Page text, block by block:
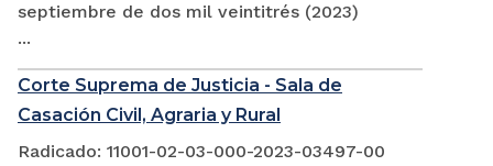
septiembre de dos mil veintitrés (2023)
...
Corte Suprema de Justicia - Sala de
Casación Civil, Agraria y Rural
Radicado: 11001-02-03-000-2023-03497-00